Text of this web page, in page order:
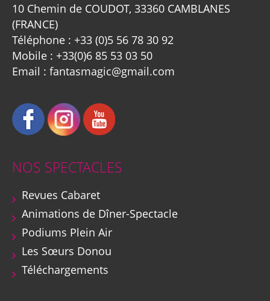
10 Chemin de COUDOT, 33360 CAMBLANES
(FRANCE)
Téléphone : +33 (0)5 56 78 30 92
Mobile : +33(0)6 85 53 03 50
Email : fantasmagic@gmail.com
NOS SPECTACLES
Revues Cabaret
Animations de Dîner-Spectacle
Podiums Plein Air
Les Sœurs Donou
Téléchargements